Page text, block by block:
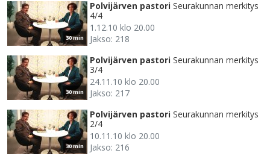
30 min
Polvijärven pastori Seurakunnan merkitys
4/4
1.12.10 klo 20.00
Jakso: 218
30 min
Polvijärven pastori Seurakunnan merkitys
3/4
24.11.10 klo 20.00
Jakso: 217
30 min
Polvijärven pastori Seurakunnan merkitys
2/4
10.11.10 klo 20.00
Jakso: 216